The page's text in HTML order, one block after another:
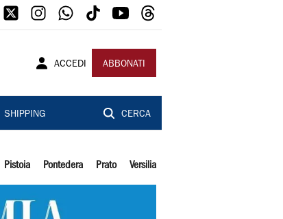
ACCEDI ABBONATI
SHIPPING CERCA
Pistoia Pontedera Prato Versilia